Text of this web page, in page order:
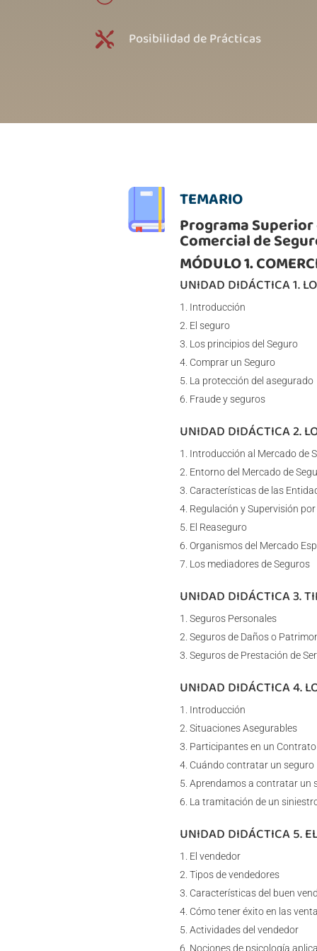
 Posibilidad de Prácticas
TEMARIO
Programa
Comercial de
MÓDULO 1.
UNIDAD DIDÁCTICA 1.
Introducción
El seguro
Los principios del Seguro
Comprar un Seguro
La protección del asegurado
Fraude y seguros
UNIDAD DIDÁCTICA 2.
Introducción al Mercado de
Entorno del Mercado de
Características de las
Regulación y Supervisión
El Reaseguro
Organismos del Mercado
Los mediadores de Seguros
UNIDAD DIDÁCTICA 3.
Seguros Personales
Seguros de Daños o
Seguros de Prestación de
UNIDAD DIDÁCTICA 4.
Introducción
Situaciones Asegurables
Participantes en un Contrato
Cuándo contratar un seguro
Aprendamos a contratar un
La tramitación de un
UNIDAD DIDÁCTICA 5.
El vendedor
Tipos de vendedores
Características del buen
Cómo tener éxito en las
Actividades del vendedor
Nociones de psicología